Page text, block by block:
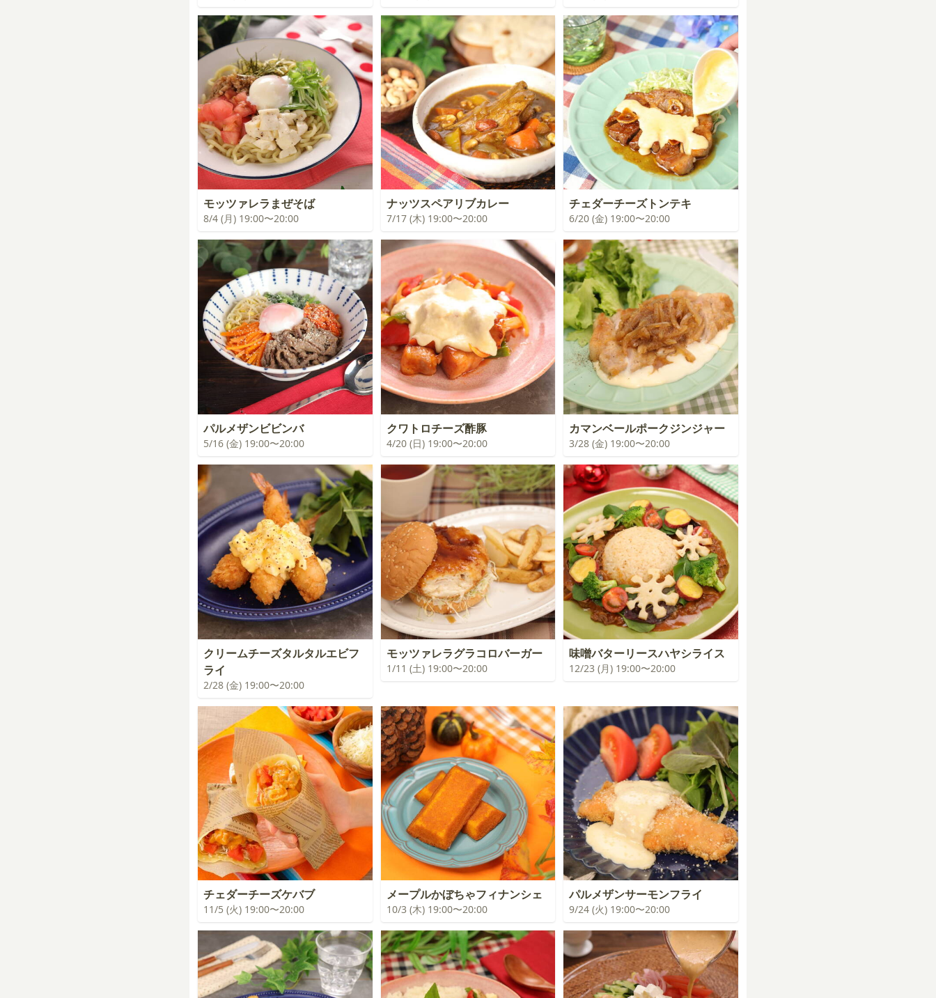
モッツァレラまぜそば
8/4 (月) 19:00〜20:00
ナッツスペアリブカレー
7/17 (木) 19:00〜20:00
チェダーチーズトンテキ
6/20 (金) 19:00〜20:00
パルメザンビビンバ
5/16 (金) 19:00〜20:00
クワトロチーズ酢豚
4/20 (日) 19:00〜20:00
カマンベールポークジンジャー
3/28 (金) 19:00〜20:00
クリームチーズタルタルエビフ
ライ
2/28 (金) 19:00〜20:00
モッツァレラグラコロバーガー
1/11 (土) 19:00〜20:00
味噌バターリースハヤシライス
12/23 (月) 19:00〜20:00
チェダーチーズケバブ
11/5 (火) 19:00〜20:00
メープルかぼちゃフィナンシェ
10/3 (木) 19:00〜20:00
パルメザンサーモンフライ
9/24 (火) 19:00〜20:00